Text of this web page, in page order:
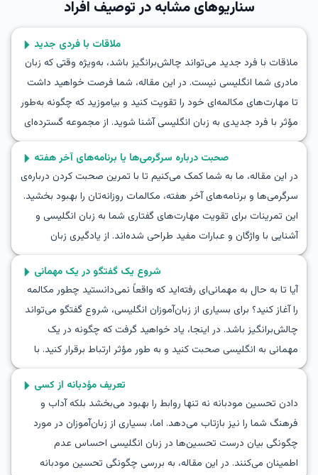
سناریوهای مشابه درتوصیف افراد
ملاقات با فردی جدید
ملاقات با فرد جدید می‌تواند چالش‌برانگیز باشد، به‌ویژه وقتی که زبان
مادری شما انگلیسی نیست. در این مقاله، شما فرصت خواهید داشت
تا مهارت‌های مکالمه‌ای خود را تقویت کنید و بیاموزید که چگونه به‌طور
مؤثر با فرد جدیدی به زبان انگلیسی آشنا شوید. از مجموعه گسترده‌ای
از واژگان و عبارات کلیدی که آماده کرده‌ایم، استفاده کنید تا با موفقیت
در مکالمه معرفی به انگلیسی شرکت کنید. با نمونه‌هایی از گفتگوهای
طبیعی و واقعی در این موقعیت‌ها آشنا خواهید شد و با نکات فرهنگی
همراه، درک بهتری از چگونگی تعامل مؤثر با افراد جدید به دست
خواهید آورد. پس بیایید یادگیری را آغاز کنیم و به مکالمه با فرد جدید
به زبان انگلیسی بپردازیم.
صحبت درباره سرگرمی‌ها یا برنامه‌های آخر هفته
در این مقاله، ما به شما کمک می‌کنیم تا با تمرین صحبت کردن درباره‌ی
سرگرمی‌ها و برنامه‌های آخر هفته، مکالمات روزانه‌تان را بهبود بخشید.
این تمرینات برای تقویت مهارت‌های گفتاری شما به زبان انگلیسی و
آشنایی با واژگان و عبارات مفید طراحی شده‌اند. از یادگیری زبان
انگلیسی با صحبت درباره‌ی برنامه‌های آخر هفته تا ایفای نقش در
مکالمات انگلیسی درباره سرگرمی‌ها، این دوره آموزشی فرصت‌های
زیادی برای بهبود مهارت‌های زبانی شما ارائه می‌دهد. پس به ما
بپیوندید و یاد بگیرید چگونه درباره‌ی سرگرمی‌ها به انگلیسی صحبت
کنید و جملات پیشنهادی برای بحث درباره‌ی آخر هفته را به‌طور طبیعی
تمرین کنید.
شروع یک گفتگو در یک مهمانی
آیا تا به حال به مهمانی‌ای رفته‌اید که واقعاً نمی‌دانستید چطور مکالمه
را آغاز کنید؟ برای بسیاری از زبان‌آموزان انگلیسی، شروع گفتگو می‌تواند
چالش‌برانگیز باشد. در اینجا، یاد خواهید گرفت که چگونه در یک
مهمانی به انگلیسی صحبت کنید و به طور مؤثر ارتباط برقرار کنید. با
یادگیری لغات مفید و عبارات کلیدی و تمرین از طریق مکالمات نمونه،
آماده خواهید بود که در هر جمع انگلیسی‌زبانی بدرخشید. این پروژه
مکالمه انگلیسی در مهمانی فرصتی عالی برای افزایش اعتماد به نفس و
بهبود مهارت‌های ارتباطی شما ارائه می‌دهد.
تعریف مؤدبانه از کسی
دادن تحسین مودبانه نه تنها روابط را بهبود می‌بخشد بلکه آداب و
فرهنگ شما را نیز بازتاب می‌دهد. اما، بسیاری از زبان‌آموزان در مورد
چگونگی بیان درست تحسین‌ها در زبان انگلیسی احساس عدم
اطمینان می‌کنند. در این مقاله، به بررسی چگونگی تحسین مودبانه